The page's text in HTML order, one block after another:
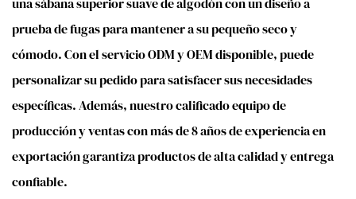
prueba de fugas para mantener a su pequeño seco y
cómodo. Con el servicio ODM y OEM disponible, puede
personalizar su pedido para satisfacer sus necesidades
específicas. Además, nuestro calificado equipo de
producción y ventas con más de 8 años de experiencia en
exportación garantiza productos de alta calidad y entrega
confiable.